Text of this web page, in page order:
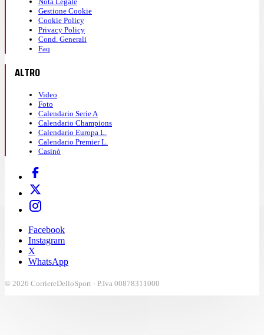
Gestione Cookie
Cookie Policy
Privacy Policy
Cond. Generali
Faq
ALTRO
Video
Foto
Calendario Serie A
Calendario Champions
Calendario Europa L.
Calendario Premier L.
Casinò
Facebook
Instagram
X
WhatsApp
© 2026 CorriereDelloSport - P.Iva 00878311000